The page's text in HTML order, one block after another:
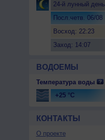
24-й лунный день
Посл.четв. 06/08
Восход: 22:23
Заход: 14:07
ВОДОЕМЫ
Температура воды
+25 °C
КОНТАКТЫ
О проекте